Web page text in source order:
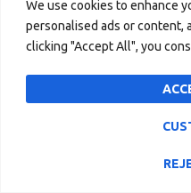
We use cookies to enhance
personalised ads or content,
clicking "Accept All", you
Micro-trottoir : Les
25 janvier 2025· 13